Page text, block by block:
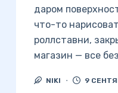
даром
что-то
роллставни,
магазин — все
NIKI 9